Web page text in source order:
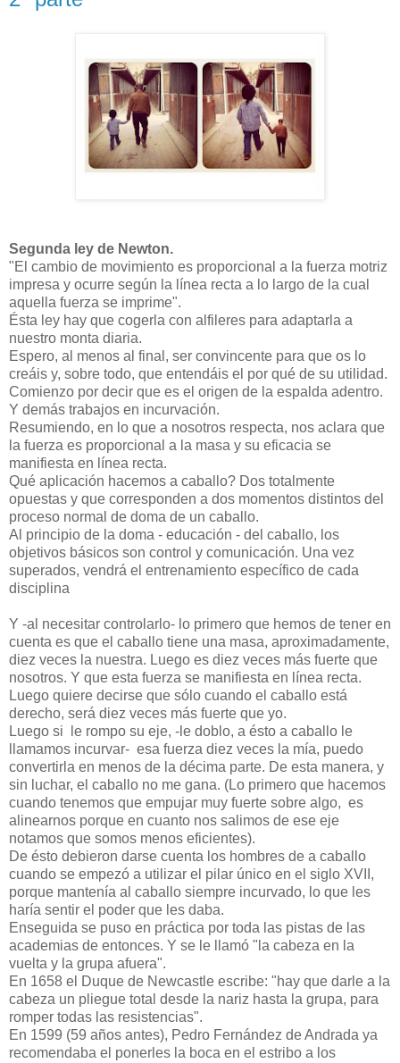
Segunda ley de Newton.
"El cambio de movimiento es proporcional a la fuerza motriz
impresa y ocurre según la línea recta a lo largo de la cual
aquella fuerza se imprime".
Ésta ley hay que cogerla con alfileres para adaptarla a
nuestro monta diaria.
Espero, al menos al final, ser convincente para que os lo
creáis y, sobre todo, que entendáis el por qué de su utilidad.
Comienzo por decir que es el origen de la espalda adentro.
Y demás trabajos en incurvación.
Resumiendo, en lo que a nosotros respecta, nos aclara que
la fuerza es proporcional a la masa y su eficacia se
manifiesta en línea recta.
Qué aplicación hacemos a caballo? Dos totalmente
opuestas y que corresponden a dos momentos distintos del
proceso normal de doma de un caballo.
Al principio de la doma - educación - del caballo, los
objetivos básicos son control y comunicación. Una vez
superados, vendrá el entrenamiento específico de cada
disciplina
Y -al necesitar controlarlo- lo primero que hemos de tener en
cuenta es que el caballo tiene una masa, aproximadamente,
diez veces la nuestra. Luego es diez veces más fuerte que
nosotros. Y que esta fuerza se manifiesta en línea recta.
Luego quiere decirse que sólo cuando el caballo está
derecho, será diez veces más fuerte que yo.
Luego si le rompo su eje, -le doblo, a ésto a caballo le
llamamos incurvar- esa fuerza diez veces la mía, puedo
convertirla en menos de la décima parte. De esta manera, y
sin luchar, el caballo no me gana. (Lo primero que hacemos
cuando tenemos que empujar muy fuerte sobre algo, es
alinearnos porque en cuanto nos salimos de ese eje
notamos que somos menos eficientes).
De ésto debieron darse cuenta los hombres de a caballo
cuando se empezó a utilizar el pilar único en el siglo XVII,
porque mantenía al caballo siempre incurvado, lo que les
haría sentir el poder que les daba.
Enseguida se puso en práctica por toda las pistas de las
academias de entonces. Y se le llamó "la cabeza en la
vuelta y la grupa afuera".
En 1658 el Duque de Newcastle escribe: "hay que darle a la
cabeza un pliegue total desde la nariz hasta la grupa, para
romper todas las resistencias".
En 1599 (59 años antes), Pedro Fernández de Andrada ya
recomendaba el ponerles la boca en el estribo a los